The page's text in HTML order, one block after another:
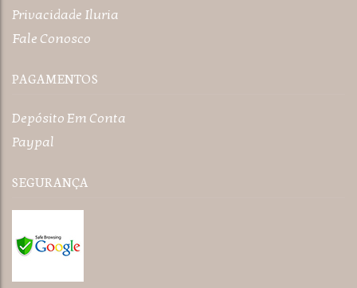
Privacidade Iluria
Fale Conosco
PAGAMENTOS
Depósito Em Conta
Paypal
SEGURANÇA